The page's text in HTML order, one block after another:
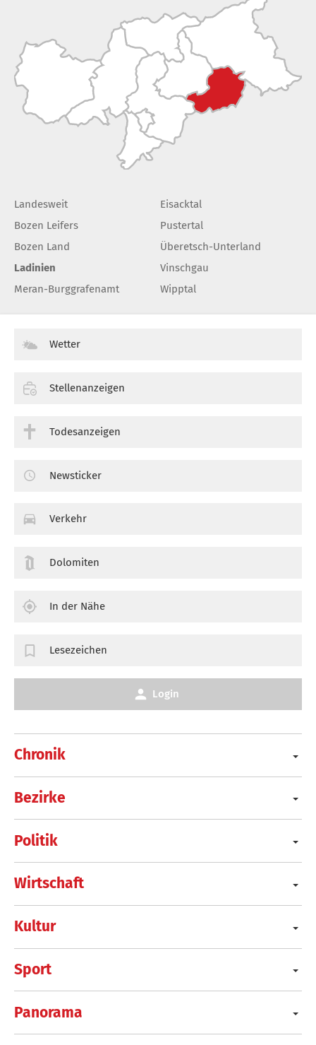
Landesweit
Bozen Leifers
Bozen Land
Ladinien
Meran-Burggrafenamt
Eisacktal
Pustertal
Überetsch-Unterland
Vinschgau
Wipptal
Chronik
Bezirke
Politik
Wirtschaft
Kultur
Sport
Panorama
Wetter
Stellenanzeigen
Todesanzeigen
Newsticker
Verkehr
Dolomiten
In der Nähe
Lesezeichen
Login